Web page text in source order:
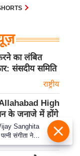
का लंबित
संसदीय समिति
राष्ट्रीय
High
के जनाजे में होंगे
राष्ट्रीय
Sanghita
संगीता ने
कोर्ट ने मामले